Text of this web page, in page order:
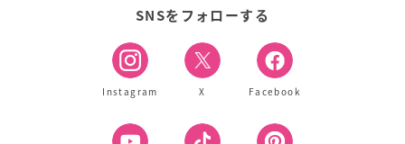
SNSをフォローする
Instagram X Facebook